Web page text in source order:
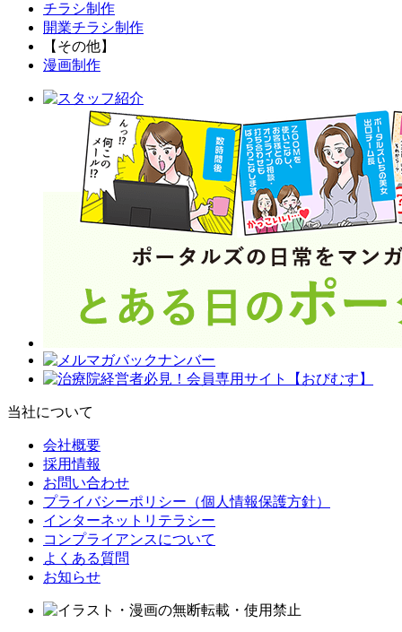
チラシ制作
開業チラシ制作
【その他】
漫画制作
当社について
会社概要
採用情報
お問い合わせ
プライバシーポリシー（個人情報保護方針）
インターネットリテラシー
コンプライアンスについて
よくある質問
お知らせ